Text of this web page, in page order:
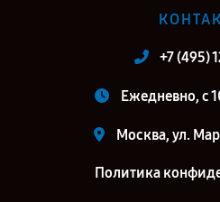
+7 (495)
Ежедневно, с
Москва, ул.
Политика